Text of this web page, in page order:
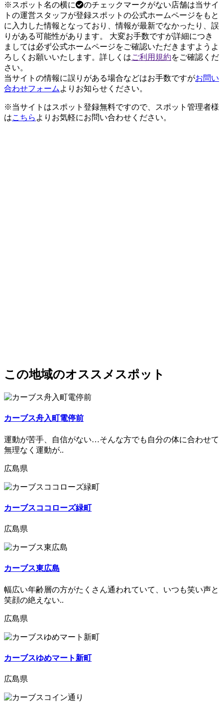
※スポット名の横に
のチェックマークがない店舗は当サイ
トの運営スタッフが登録スポットの公式ホームページをもと
に入力した情報となっており、情報が最新でなかったり、誤
りがある可能性があります。 大変お手数ですが詳細につき
ましては必ず公式ホームページをご確認いただきますようよ
ろしくお願いいたします。詳しくはご利用規約をご確認くだ
さい。
当サイトの情報に誤りがある場合などはお手数ですがお問い
合わせフォーム よりお知らせください。
※当サイトはスポット登録無料ですので、スポット管理者様
はこちら よりお気軽にお問い合わせください。
この地域のオススメスポット
カーブス舟入町電停前
運動が苦手、自信がない…そんな方でも自分の体に合わせて
無理なく運動が..
広島県
カーブスココローズ緑町
広島県
カーブス東広島
幅広い年齢層の方がたくさん通われていて、いつも笑い声と
笑顔の絶えない..
広島県
カーブスゆめマート新町
広島県